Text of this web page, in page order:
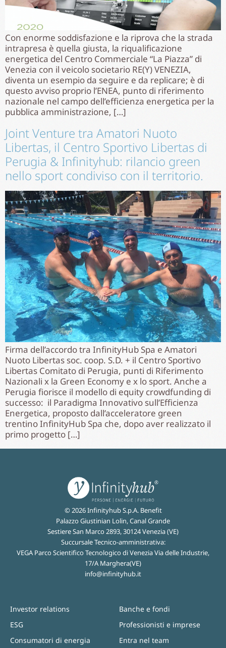
Con enorme soddisfazione e la riprova che la strada
intrapresa è quella giusta, la riqualificazione
energetica del Centro Commerciale “La Piazza” di
Venezia con il veicolo societario RE(Y) VENEZIA,
diventa un esempio da seguire e da replicare; è di
questo avviso proprio l’ENEA, punto di riferimento
nazionale nel campo dell’efficienza energetica per la
pubblica amministrazione, […]
Joint Venture tra Amatori Nuoto
Libertas, il Centro Sportivo Libertas di
Perugia & Infinityhub: rilancio green
nello sport condiviso con il territorio.
Firma dell’accordo tra InfinityHub Spa e Amatori
Nuoto Libertas soc. coop. S.D. + il Centro Sportivo
Libertas Comitato di Perugia, punti di Riferimento
Nazionali x la Green Economy e x lo sport. Anche a
Perugia fiorisce il modello di equity crowdfunding di
successo: il Paradigma Innovativo sull’Efficienza
Energetica, proposto dall’acceleratore green
trentino InfinityHub Spa che, dopo aver realizzato il
primo progetto […]
© 2026 Infinityhub S.p.A. Benefit
Palazzo Giustinian Lolin, Canal Grande
Sestiere San Marco 2893, 30124 Venezia (VE)
Succursale Tecnico-amministrativa:
VEGA Parco Scientifico Tecnologico di Venezia Via delle Industrie,
17/A Marghera(VE)
info@infinityhub.it
Investor relations
ESG
Consumatori di energia
Banche e fondi
Professionisti e imprese
Entra nel team